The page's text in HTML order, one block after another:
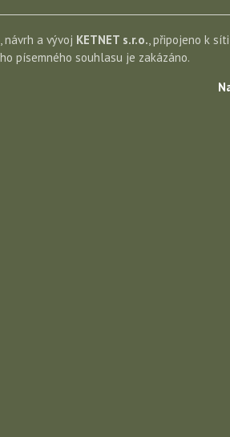
, návrh a vývoj KETNET s.r.o., připojeno k
písemného souhlasu je zakázáno.